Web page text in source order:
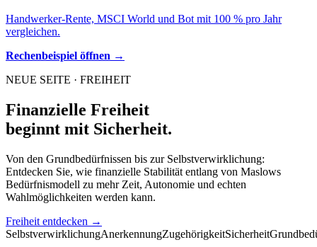
Handwerker-Rente, MSCI World und Bot mit 100 % pro Jahr
vergleichen.
Rechenbeispiel öffnen →
NEUE SEITE · FREIHEIT
Finanzielle Freiheit
beginnt mit Sicherheit.
Von den Grundbedürfnissen bis zur Selbstverwirklichung:
Entdecken Sie, wie finanzielle Stabilität entlang von Maslows
Bedürfnismodell zu mehr Zeit, Autonomie und echten
Wahlmöglichkeiten werden kann.
Freiheit entdecken →
SelbstverwirklichungAnerkennungZugehörigkeitSicherheit